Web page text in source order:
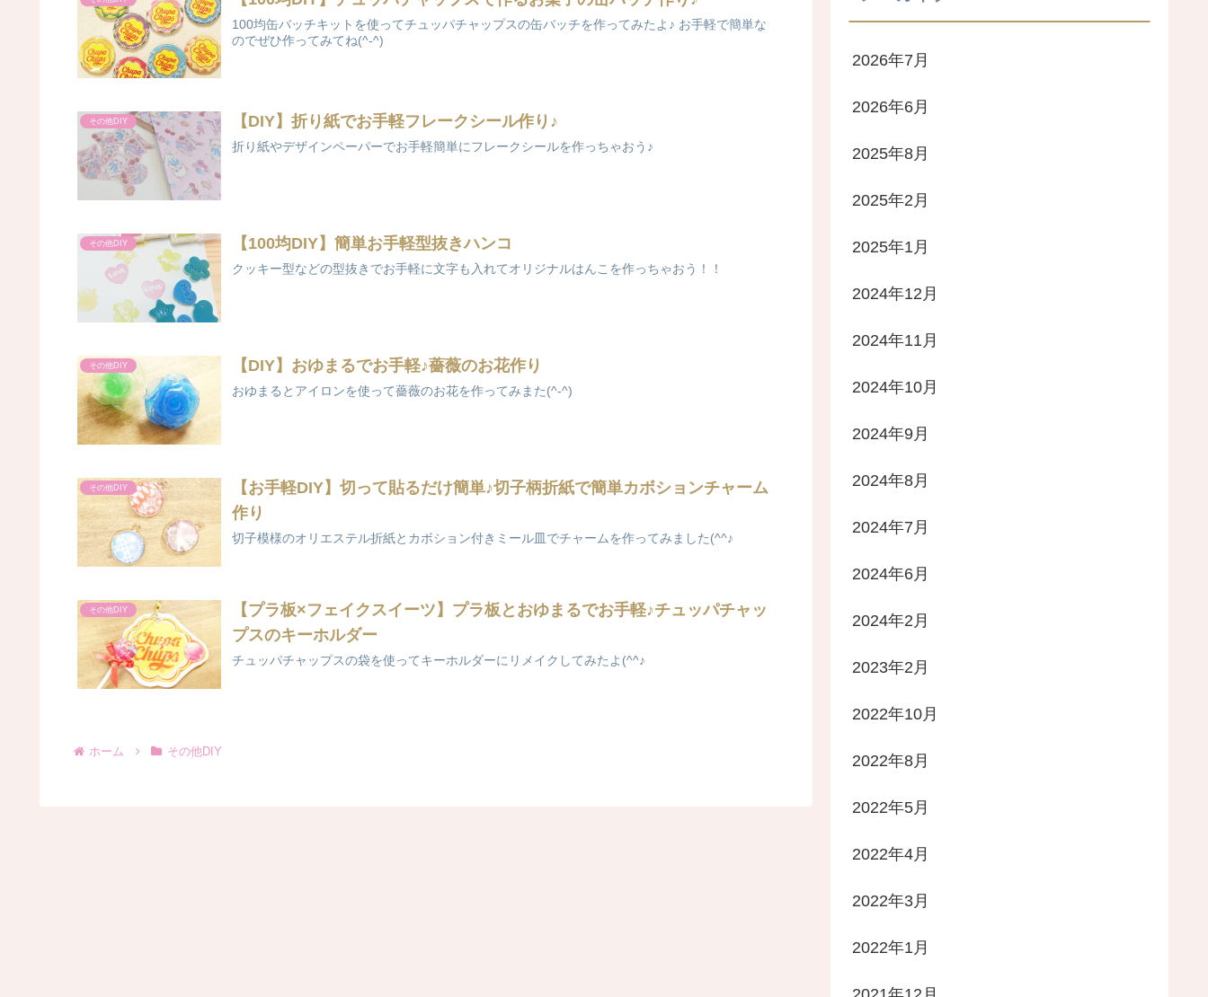
100均缶バッチキットを使ってチュッパチャップスの缶バッチを作ってみたよ♪ お手軽で簡単な
のでぜひ作ってみてね(^-^)
その他DIY 【DIY】折り紙でお手軽フレークシール作り♪
折り紙やデザインペーパーでお手軽簡単にフレークシールを作っちゃおう♪
その他DIY 【100均DIY】簡単お手軽型抜きハンコ
クッキー型などの型抜きでお手軽に文字も入れてオリジナルはんこを作っちゃおう！！
その他DIY 【DIY】おゆまるでお手軽♪薔薇のお花作り
おゆまるとアイロンを使って薔薇のお花を作ってみまた(^-^)
その他DIY
【お手軽DIY】切って貼るだけ簡単♪切子柄折紙で簡単カボションチャーム
作り
切子模様のオリエステル折紙とカボション付きミール皿でチャームを作ってみました(^^♪
その他DIY
【プラ板×フェイクスイーツ】プラ板とおゆまるでお手軽♪チュッパチャッ
プスのキーホルダー
チュッパチャップスの袋を使ってキーホルダーにリメイクしてみたよ(^^♪
ホーム その他DIY
2026年7月
2026年6月
2025年8月
2025年2月
2025年1月
2024年12月
2024年11月
2024年10月
2024年9月
2024年8月
2024年7月
2024年6月
2024年2月
2023年2月
2022年10月
2022年8月
2022年5月
2022年4月
2022年3月
2022年1月